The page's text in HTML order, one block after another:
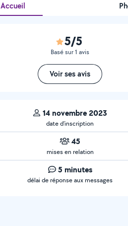
Accueil
5/5
Basé sur 1 avis
Voir ses avis
14 novembre 2023
date d’inscription
45
mises en relation
5 minutes
délai de réponse aux messages